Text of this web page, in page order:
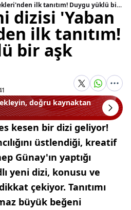
ATV'nin yeni dizisi 'Yaban Çiçekleri'nden ilk tanıtım! Duygu yüklü bir aşk hikayesi...
dizisi 'Yaban
ilk tanıtım!
bir aşk
doğru kaynaktan
kesen bir dizi geliyor!
üstlendiği, kreatif
Günay'ın yaptığı
yeni dizi, konusu ve
çekiyor. Tanıtımı
büyük beğeni